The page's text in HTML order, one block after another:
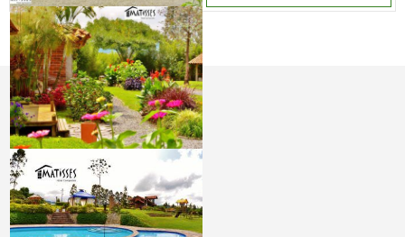
DESTINO QUINDÍO
EL QUINDÍO
BLOG VIAJERO
MUNICIPIOS DEL QUINDÍO
GUÍA TURÍSTICA DEL QUINDÍO
MAPAS Y RUTAS